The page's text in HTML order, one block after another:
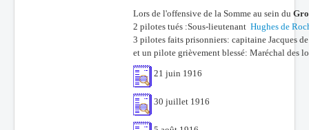
Lors de l'offensive de la Somme au sein du
2 pilotes tués :Sous-lieutenant Hughes de
3 pilotes faits prisonniers: capitaine Jacques
et un pilote grièvement blessé: Maréchal des
21 juin 1916
30 juillet 1916